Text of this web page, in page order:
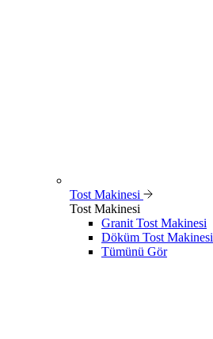
Tost Makinesi
Tost Makinesi
Granit Tost Makinesi
Döküm Tost Makinesi
Tümünü Gör